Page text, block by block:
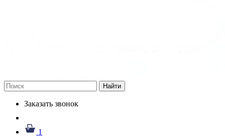
Найти
Заказать звонок
1